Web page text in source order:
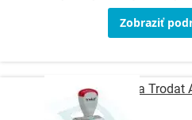
Zobraziť
Pečiatka Trodat